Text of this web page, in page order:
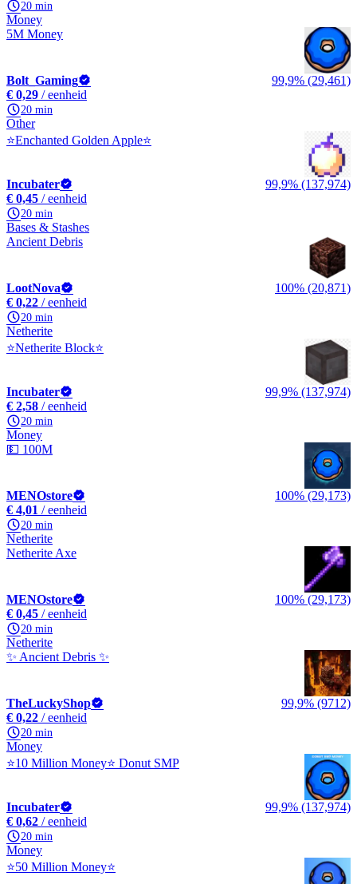
20 min
Money
5M Money
Bolt_Gaming
99,9% (29,461)
€ 0,29 / eenheid
20 min
Other
⭐Enchanted Golden Apple⭐
Incubater
99,9% (137,974)
€ 0,45 / eenheid
20 min
Bases & Stashes
Ancient Debris
LootNova
100% (20,871)
€ 0,22 / eenheid
20 min
Netherite
⭐Netherite Block⭐
Incubater
99,9% (137,974)
€ 2,58 / eenheid
20 min
Money
💵 100M
MENOstore
100% (29,173)
€ 4,01 / eenheid
20 min
Netherite
Netherite Axe
MENOstore
100% (29,173)
€ 0,45 / eenheid
20 min
Netherite
✨ Ancient Debris ✨
TheLuckyShop
99,9% (9712)
€ 0,22 / eenheid
20 min
Money
⭐10 Million Money⭐ Donut SMP
Incubater
99,9% (137,974)
€ 0,62 / eenheid
20 min
Money
⭐50 Million Money⭐